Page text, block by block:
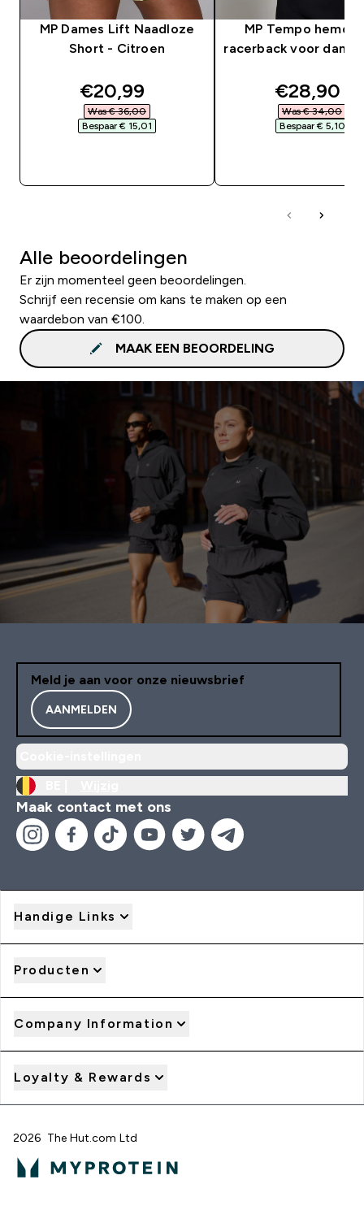
MP Dames Lift Naadloze
Short - Citroen
discounted price
€20,99‎
Was € 36,00‎
Bespaar € 15,01‎
MP Tempo hemd
racerback voor
€28,90‎
Was € 34,00‎
Bespaar € 5,10‎
Alle beoordelingen
Er zijn momenteel geen beoordelingen.
Schrijf een recensie om kans te maken op een
waardebon van €100.
MAAK EEN BEOORDELING
Meld je aan voor onze nieuwsbrief
AANMELDEN
Maak contact met ons
Handige Links
Producten
Company Information
Loyalty & Rewards
2026 The Hut.com Ltd